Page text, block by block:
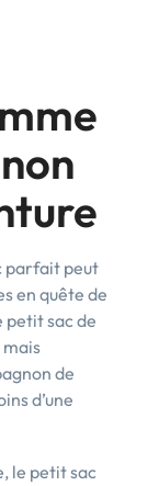
parfait peut
en quête de
sac de
de
d’une
le petit sac